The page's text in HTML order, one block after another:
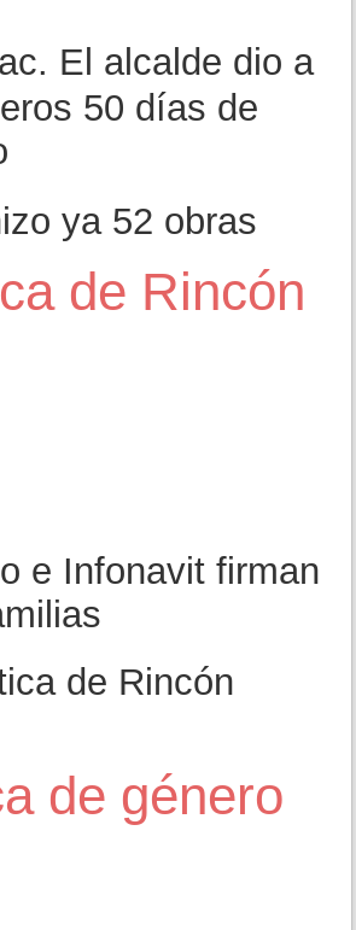
El alcalde dio a
50 días de
ya 52 obras
de Rincón
e Infonavit firman
de Rincón
de género